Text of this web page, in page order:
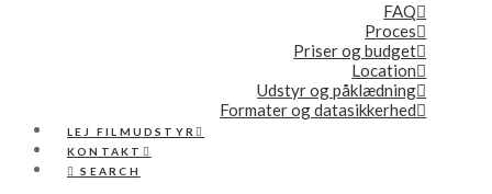
FAQ
Proces
Priser og budget
Location
Udstyr og påklædning
Formater og datasikkerhed
LEJ FILMUDSTYR
KONTAKT
SEARCH